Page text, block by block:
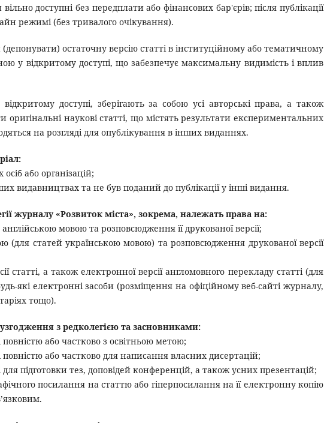
доступні без передплати або фінансових бар'єрів; після публікації
режимі (без тривалого очікування).
(депонувати) остаточну версію статті в інституційному або тематичному
у відкритому доступі, що забезпечує максимальну видимість і вплив
доступі, зберігають за собою усі авторські права, а також
наукові статті, що містять результати експериментальних
на розгляді для опублікування в інших виданнях.
або організацій;
видавництвах та не був поданий до публікації у інші видання.
журналу «Розвиток міста», зокрема, належать права на:
мовою та розповсюдження її друкованої версії;
(для статей українською мовою) та розповсюдження друкованої версії
статті, а також електронної версії англомовного перекладу статті (для
які електронні засоби (розміщення на офіційному веб-сайті журналу,
тощо).
з редколегією та засновниками:
або частково з освітньою метою;
або частково для написання власних дисертацій;
підготовки тез, доповідей конференцій, а також усних презентацій;
посилання на статтю або гіперпосилання на її електронну копію